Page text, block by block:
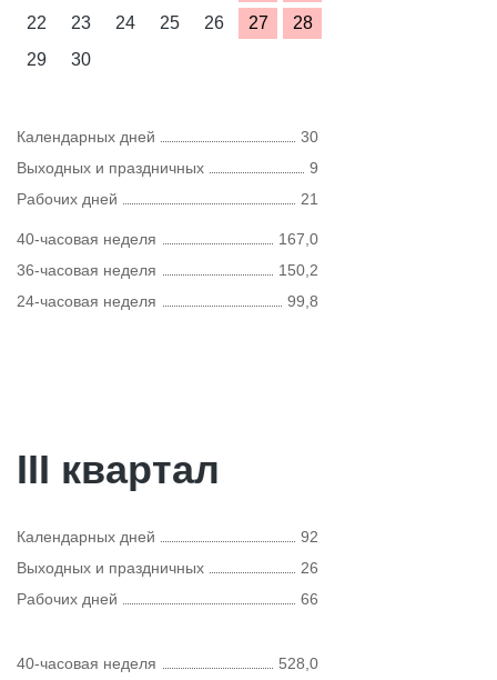
22
23 24 25 26 27
28
29
30
Календарных дней
30
Выходных и праздничных
9
Рабочих дней
21
40-часовая неделя
167,0
36-часовая неделя
150,2
24-часовая неделя
99,8
III квартал
Календарных дней
92
Выходных и праздничных
26
Рабочих дней
66
40-часовая неделя 528,0